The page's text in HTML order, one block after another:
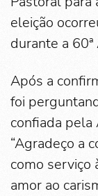
eleição
durante a
Após a
foi
confiada pela
“Agradeço a
como serviço
amor ao